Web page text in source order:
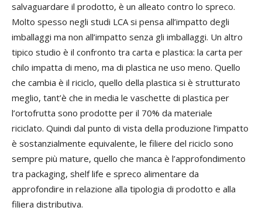
salvaguardare il prodotto, è un alleato contro lo spreco.
Molto spesso negli studi LCA si pensa all’impatto degli
imballaggi ma non all’impatto senza gli imballaggi. Un altro
tipico studio è il confronto tra carta e plastica: la carta per
chilo impatta di meno, ma di plastica ne uso meno. Quello
che cambia è il riciclo, quello della plastica si è strutturato
meglio, tant’è che in media le vaschette di plastica per
l’ortofrutta sono prodotte per il 70% da materiale
riciclato. Quindi dal punto di vista della produzione l’impatto
è sostanzialmente equivalente, le filiere del riciclo sono
sempre più mature, quello che manca è l’approfondimento
tra packaging, shelf life e spreco alimentare da
approfondire in relazione alla tipologia di prodotto e alla
filiera distributiva.